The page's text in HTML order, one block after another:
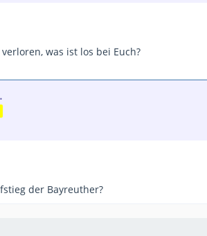
was ist los bei Euch?
der Bayreuther?